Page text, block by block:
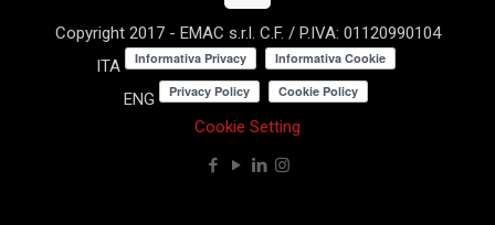
Copyright 2017 - EMAC s.r.l. C.F. / P.IVA: 01120990104
ITA
ENG
Cookie Setting